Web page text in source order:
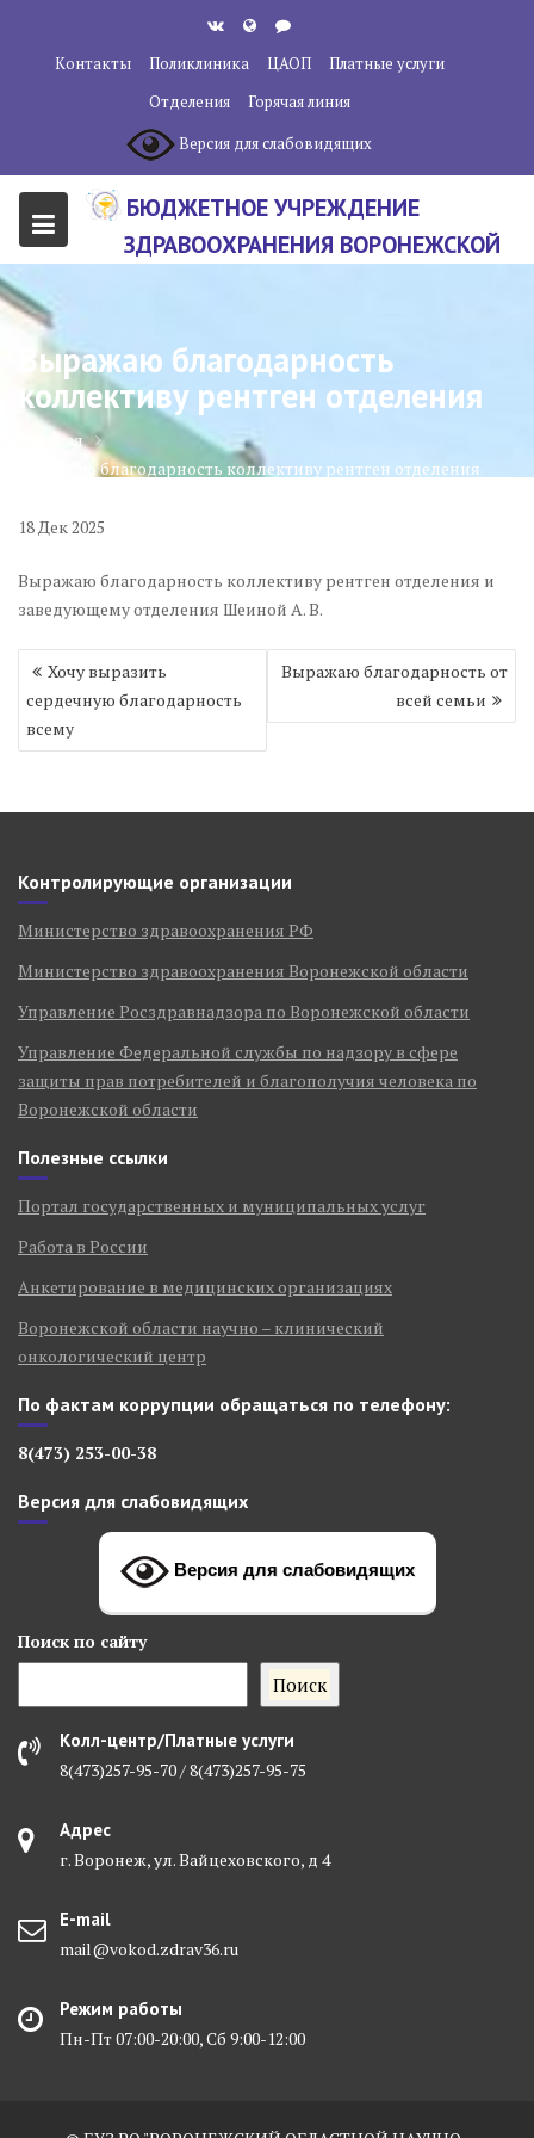
содержанию
Контакты Поликлиника ЦАОП
Платные услуги
Отделения
Горячая линия
Версия для слабовидящих
БЮДЖЕТНОЕ УЧРЕЖДЕНИЕ
ЗДРАВООХРАНЕНИЯ ВОРОНЕЖСКОЙ
КЛИНИЧЕСКИЙ ОНКОЛОГИЧЕСКИЙ
ЦЕНТР"
Выражаю благодарность
коллективу рентген отделения
Главная
Выражаю благодарность коллективу рентген отделения
18Дек2025
Выражаю благодарность коллективу рентген отделения и
заведующему отделения Шеиной А. В.
Навигация
по
записям
Хочу выразить
сердечную благодарность
всему
Выражаю благодарность от
всей семьи
Контролирующие организации
Министерство здравоохранения РФ
Министерство здравоохранения Воронежской области
Управление Росздравнадзора по Воронежской области
Управление Федеральной службы по надзору в сфере
защиты прав потребителей и благополучия человека по
Воронежской области
Полезные ссылки
Портал государственных и муниципальных услуг
Работа в России
Анкетирование в медицинских организациях
Воронежской области научно – клинический
онкологический центр
По фактам коррупции обращаться по телефону:
8(473) 253-00-38
Версия для слабовидящих
Версия для слабовидящих
Поиск по сайту
Поиск
Колл-центр/Платные услуги
8(473)257-95-70 / 8(473)257-95-75
Адрес
г. Воронеж, ул. Вайцеховского, д 4
E-mail
mail@vokod.zdrav36.ru
Режим работы
Пн-Пт 07:00-20:00, Сб 9:00-12:00